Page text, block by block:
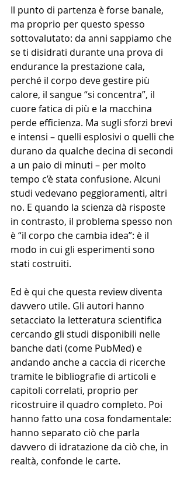
Il punto di partenza è forse banale,
ma proprio per questo spesso
sottovalutato: da anni sappiamo che
se ti disidrati durante una prova di
endurance la prestazione cala,
perché il corpo deve gestire più
calore, il sangue “si concentra”, il
cuore fatica di più e la macchina
perde efficienza. Ma sugli sforzi brevi
e intensi – quelli esplosivi o quelli che
durano da qualche decina di secondi
a un paio di minuti – per molto
tempo c’è stata confusione. Alcuni
studi vedevano peggioramenti, altri
no. E quando la scienza dà risposte
in contrasto, il problema spesso non
è “il corpo che cambia idea”: è il
modo in cui gli esperimenti sono
stati costruiti.
Ed è qui che questa review diventa
davvero utile. Gli autori hanno
setacciato la letteratura scientifica
cercando gli studi disponibili nelle
banche dati (come PubMed) e
andando anche a caccia di ricerche
tramite le bibliografie di articoli e
capitoli correlati, proprio per
ricostruire il quadro completo. Poi
hanno fatto una cosa fondamentale:
hanno separato ciò che parla
davvero di idratazione da ciò che, in
realtà, confonde le carte.